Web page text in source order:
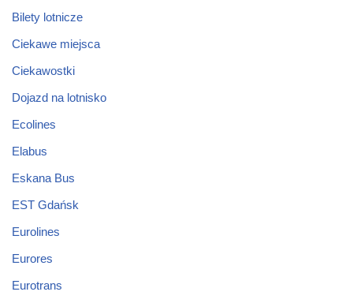
Bilety lotnicze
Ciekawe miejsca
Ciekawostki
Dojazd na lotnisko
Ecolines
Elabus
Eskana Bus
EST Gdańsk
Eurolines
Eurores
Eurotrans